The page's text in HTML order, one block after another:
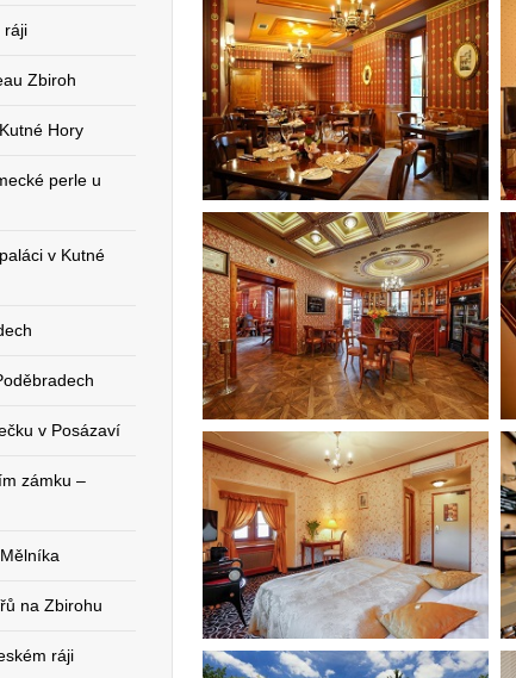
ráji
Zbiroh
Hory
perle u
v Kutné
v Posázaví
zámku –
na Zbirohu
ráji